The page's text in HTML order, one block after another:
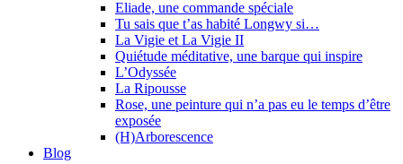
Eliade, une commande spéciale
Tu sais que t’as habité Longwy si…
La Vigie et La Vigie II
Quiétude méditative, une barque qui inspire
L’Odyssée
La Ripousse
Rose, une peinture qui n’a pas eu le temps d’être
exposée
(H)Arborescence
Blog